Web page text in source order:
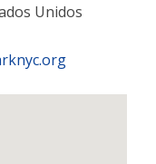
Unidos